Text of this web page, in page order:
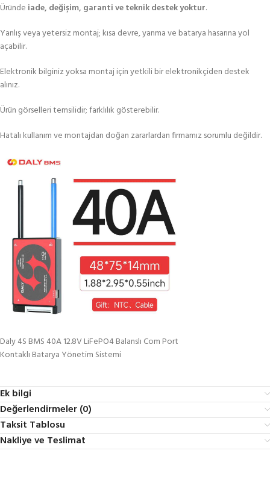
Üründe iade, değişim, garanti ve teknik destek yoktur.
Yanlış veya yetersiz montaj; kısa devre, yanma ve batarya hasarına yol
açabilir.
Elektronik bilginiz yoksa montaj için yetkili bir elektronikçiden destek
alınız.
Ürün görselleri temsilidir; farklılık gösterebilir.
Hatalı kullanım ve montajdan doğan zararlardan firmamız sorumlu değildir.
Daly 4S BMS 40A 12.8V LiFePO4 Balanslı Com Port
Kontaklı Batarya Yönetim Sistemi
Ek bilgi
Değerlendirmeler (0)
Taksit Tablosu
Nakliye ve Teslimat